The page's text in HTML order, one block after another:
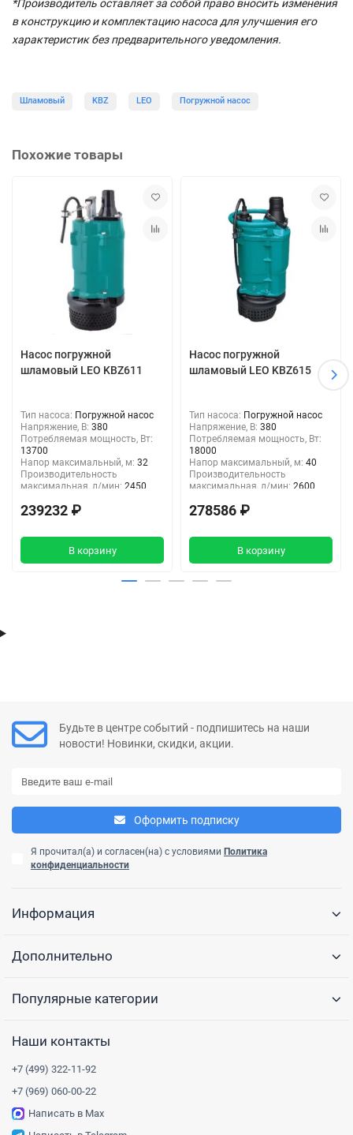
*Производитель оставляет за собой право вносить изменения
в конструкцию и комплектацию насоса для улучшения его
характеристик без предварительного уведомления.
Шламовый KBZ LEO Погружной насос
Похожие товары
Насос погружной
шламовый LEO KBZ611
Тип насоса: Погружной насос
Напряжение, В: 380
Потребляемая мощность, Вт:
13700
Напор максимальный, м: 32
Производительность
максимальная, л/мин: 2450
239232 ₽
В корзину
Насос погружной
шламовый LEO KBZ615
Тип насоса: Погружной насос
Напряжение, В: 380
Потребляемая мощность, Вт:
18000
Напор максимальный, м: 40
Производительность
максимальная, л/мин: 2600
278586 ₽
В корзину
Будьте в центре событий - подпишитесь на наши
новости! Новинки, скидки, акции.
Оформить подписку
Я прочитал(а) и согласен(на) с условиями Политика
конфиденциальности
Информация
Дополнительно
Популярные категории
Наши контакты
+7 (499) 322-11-92
+7 (969) 060-00-22
Написать в Max